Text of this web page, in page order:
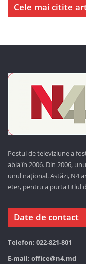
Cele mai citite
Postul de televiziune a
abia în 2006. Din 2006,
unul național. Astăzi, N4
eter, pentru a purta titlul
Date de contact
Telefon: 022-821-801
E-mail: office@n4.md